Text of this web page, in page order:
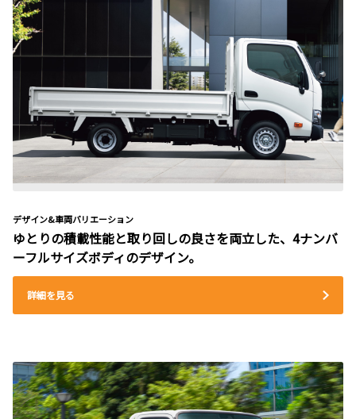
デザイン&車両バリエーション
ゆとりの積載性能と取り回しの良さを両立した、4ナンバ
ーフルサイズボディのデザイン。
詳細を見る